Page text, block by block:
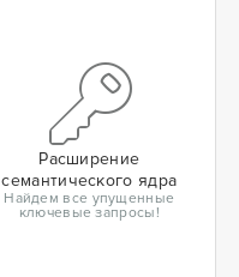
Расширение
семантического ядра
Найдем все упущенные
ключевые запросы!